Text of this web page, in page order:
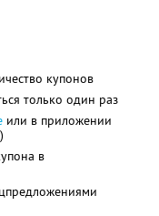
купонов
только один раз
или в приложении
)
в